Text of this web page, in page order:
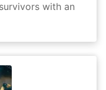
with an